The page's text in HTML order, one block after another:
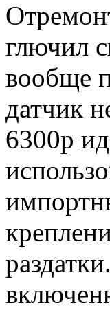
глючил
вообще
датчик
6300р